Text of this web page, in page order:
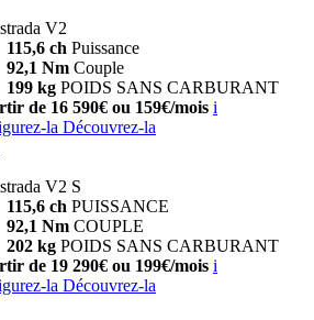
V2
115,6 ch Puissance
92,1 Nm Couple
199 kg POIDS SANS CARBURANT
de 16 590€ ou 159€/mois i
la Découvrez-la
V2 S
115,6 ch PUISSANCE
92,1 Nm COUPLE
202 kg POIDS SANS CARBURANT
de 19 290€ ou 199€/mois i
la Découvrez-la